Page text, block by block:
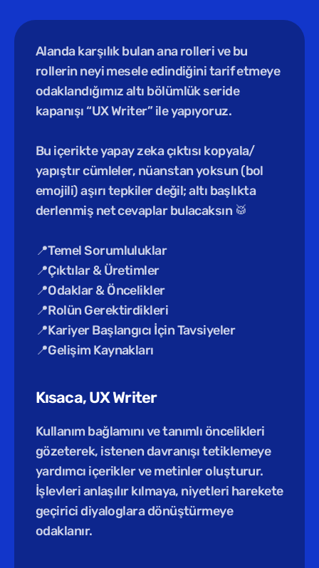
Alanda karşılık bulan ana rolleri ve bu
rollerin neyi mesele edindiğini tarif etmeye
odaklandığımız altı bölümlük seride
kapanışı “UX Writer” ile yapıyoruz.
Bu içerikte yapay zeka çıktısı kopyala/
yapıştır cümleler, nüanstan yoksun (bol
emojili) aşırı tepkiler değil; altı başlıkta
derlenmiş net cevaplar bulacaksın 🥁
📍Temel Sorumluluklar
📍Çıktılar & Üretimler
📍Odaklar & Öncelikler
📍Rolün Gerektirdikleri
📍Kariyer Başlangıcı İçin Tavsiyeler
📍Gelişim Kaynakları
Kısaca, UX Writer
Kullanım bağlamını ve tanımlı öncelikleri
gözeterek, istenen davranışı tetiklemeye
yardımcı içerikler ve metinler oluşturur.
İşlevleri anlaşılır kılmaya, niyetleri harekete
geçirici diyaloglara dönüştürmeye
odaklanır.